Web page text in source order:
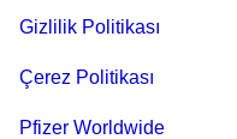
Gizlilik Politikası
Çerez Politikası
Pfizer Worldwide